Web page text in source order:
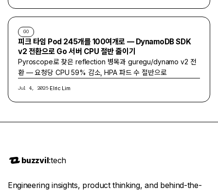
GO
피크 타임 Pod 245개를 100여개로 — DynamoDB SDK
v2 전환으로 Go 서버 CPU 절반 줄이기
Pyroscope로 찾은 reflection 병목과 guregu/dynamo v2 전
환 — 요청당 CPU 59% 감소, HPA 파드 수 절반으로
Jul 4, 2026·Elric Lim
buzzvil:tech
Engineering insights, product thinking, and behind-the-